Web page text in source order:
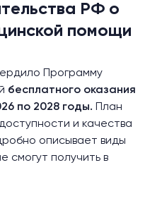
РФ о
помощи
Программу
бесплатного оказания
по 2028 годы.
План
и качества
описывает виды
смогут получить в